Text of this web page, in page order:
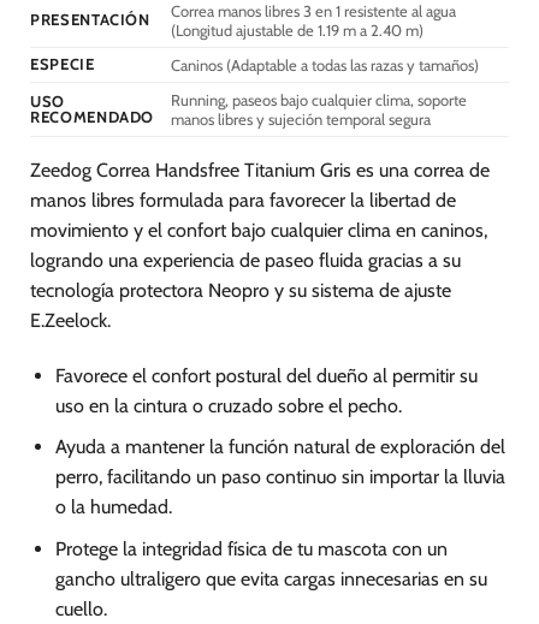
PRESENTACIÓN
Correa manos libres 3 en 1 resistente al agua
(Longitud ajustable de 1.19 m a 2.40 m)
ESPECIE
Caninos (Adaptable a todas las razas y tamaños)
USO
RECOMENDADO
Running, paseos bajo cualquier clima, soporte
manos libres y sujeción temporal segura
Zeedog Correa Handsfree Titanium Gris es una correa de
manos libres formulada para favorecer la libertad de
movimiento y el confort bajo cualquier clima en caninos,
logrando una experiencia de paseo fluida gracias a su
tecnología protectora Neopro y su sistema de ajuste
E.Zeelock.
Favorece el confort postural del dueño al permitir su
uso en la cintura o cruzado sobre el pecho.
Ayuda a mantener la función natural de exploración del
perro, facilitando un paso continuo sin importar la lluvia
o la humedad.
Protege la integridad física de tu mascota con un
gancho ultraligero que evita cargas innecesarias en su
cuello.